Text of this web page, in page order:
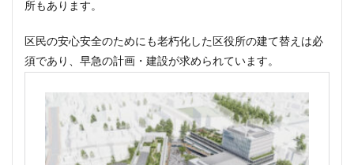
所もあります。
区民の安心安全のためにも老朽化した区役所の建て替えは必
須であり、早急の計画・建設が求められています。